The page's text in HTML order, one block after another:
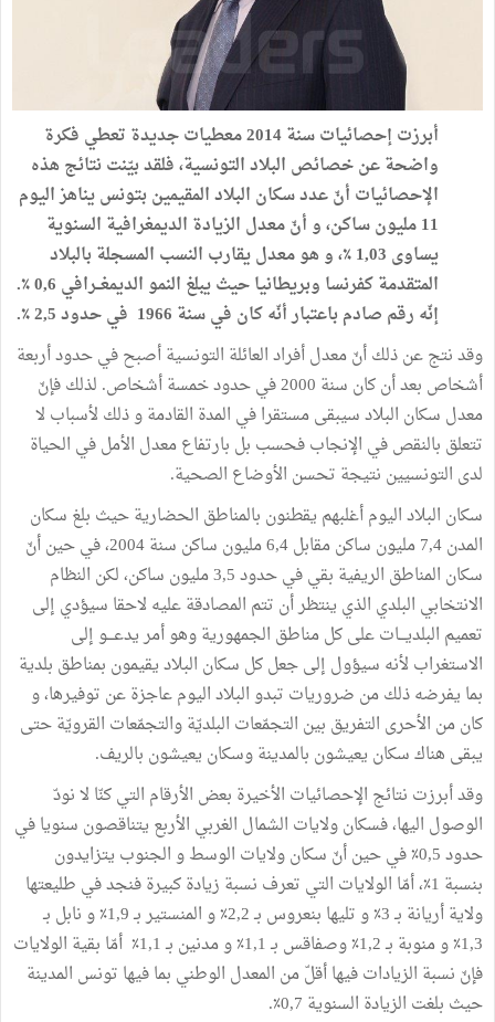
أبرزتإحصائياتسنة2014معطياتجديدة تعطي فكرة
واضحةعنخصائص البلادالتونسية،فلقدبيّنت نتائج هذه
الإحصائيات أنّعددسكان البلادالمقيمين بتونسيناهزاليوم
11مليونساكن،و أنّمعدل الزيادة الديمغرافية السنوية
يساوى
1,03 ٪،و هومعدليقارب النسب المسجلة بالبلاد
المتقدمةكفرنسا وبريطانياحيثيبلغ النمو الديمغــرافي 0,6 ٪.
إنّه رقم صادم باعتبارأنّهكان فيسنة 1966 فيحدود 2,5 ٪.
وقدنتجعنذلكأنّمعدلأفرادالعائلة التونسيةأصبحفيحدودأربعة
أشخاص بعدأنكان سنة 2000فيحدودخمسةأشخاص. لذلكفإنّ
معدل سكان البلادسيبقىمستقرافي المدة القادمةوذلك لأسباب لا
تتعلق بالنقصفي الإنجابفحسب بل بارتفاعمعدل الأملفي الحياة
لدى التونسيين نتيجة تحسن الأوضاع الصحية.
سكان البلاداليومأغلبهم يقطنون بالمناطق الحضاريةحيث بلغ سكان
المدن
7,4 مليون ساكنمقابل 6,4 مليون ساكن سنة2004، فيحينأنّ
سكان المناطق الريفية بقيفيحدود 3,5 مليون ساكن،لكن النظام
الانتخابي البلدي الذي ينتظرأن تتم المصادقةعليه لاحقا سيؤدي إلى
تعميم البلديـــاتعلىكلمناطق الجمهوريةوهوأمريدعـــوإلى
الاستغراب لأنه سيؤول إلىجعلكل سكان البلاديقيمون بمناطق بلدية
بما يفرضهذلكمن ضروريات تبدوالبلاداليومعاجزةعن توفيرها،و
كانمن الأحرى التفريق بين التجمّعات البلديّةوالتجمّعات القرويّةحتى
يبقى هناكسكان يعيشون بالمدينةوسكان يعيشون بالريف.
وقدأبرزت نتائج الإحصائيات الأخيرة بعض الأرقام التيكنّا لانودّ
الوصول اليها،فسكانولايات الشمال الغربي الأربع يتناقصون سنويافي
حدود 0,5٪ فيحينأنّ سكانولايات الوسطوالجنوب يتزايدون
بنسبة 1٪، أمّا الولايات التي تعرف نسبة زيادةكبيرةفنجدفي طليعتها
ولايةأريانة بـ3٪ وتليها بنعروس بـ 2,2٪ والمنستيربـ 1,9٪ ونابل بـ
1,3٪ ومنوبة بـ 1,2٪ وصفاقس بـ 1,1٪ ومدنين بـ 1,1٪ أمّا بقية الولايات
فإنّ نسبة الزياداتفيهاأقلّمن المعدل الوطني بمافيها تونس المدينة
حيث بلغت الزيادة السنوية 0,7٪
.